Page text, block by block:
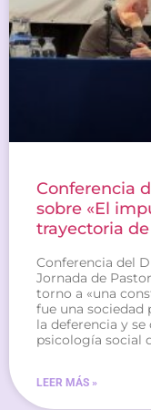
Conferencia
sobre «El
trayectoria
Conferencia del
Jornada de
torno a «una
fue una sociedad
la deferencia y
psicología social
LEER MÁS »